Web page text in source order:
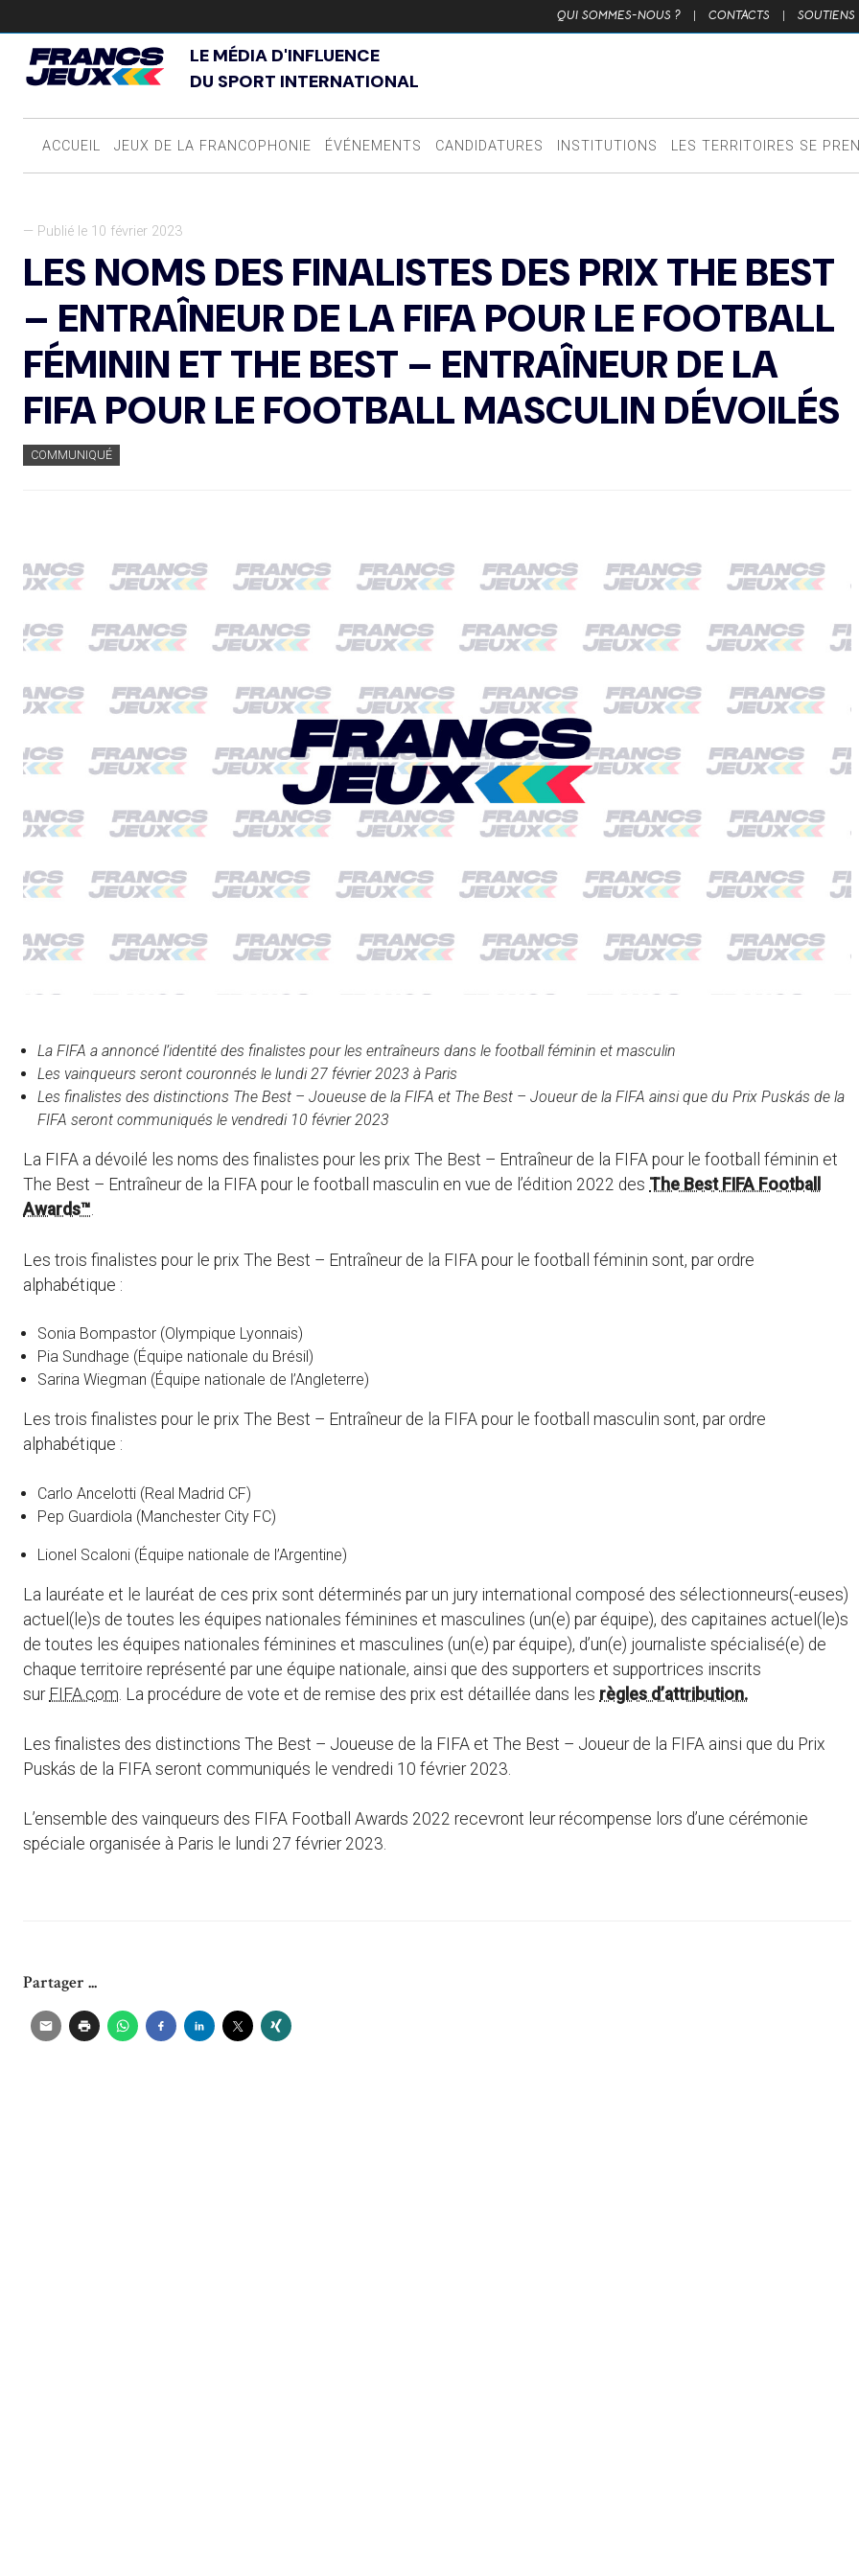
QUI SOMMES-NOUS ? | CONTACTS | SOUTIENS
LE MÉDIA D'INFLUENCE
DU SPORT INTERNATIONAL
ACCUEIL JEUX DE LA FRANCOPHONIE ÉVÉNEMENTS CANDIDATURES INSTITUTIONS LES TERRITOIRES SE
— Publié le 10 février 2023
LES NOMS DES FINALISTES DES PRIX THE BEST
– ENTRAÎNEUR DE LA FIFA POUR LE FOOTBALL
FÉMININ ET THE BEST – ENTRAÎNEUR DE LA
FIFA POUR LE FOOTBALL MASCULIN DÉVOILÉS
COMMUNIQUÉ
La FIFA a annoncé l’identité des finalistes pour les entraîneurs dans le football féminin et masculin
Les vainqueurs seront couronnés le lundi 27 février 2023 à Paris
Les finalistes des distinctions The Best – Joueuse de la FIFA et The Best – Joueur de la FIFA ainsi que du Prix Puskás de la
FIFA seront communiqués le vendredi 10 février 2023
La FIFA a dévoilé les noms des finalistes pour les prix The Best – Entraîneur de la FIFA pour le football féminin et
The Best – Entraîneur de la FIFA pour le football masculin en vue de l’édition 2022 des The Best FIFA Football
Awards™.
Les trois finalistes pour le prix The Best – Entraîneur de la FIFA pour le football féminin sont, par ordre
alphabétique :
Sonia Bompastor (Olympique Lyonnais)
Pia Sundhage (Équipe nationale du Brésil)
Sarina Wiegman (Équipe nationale de l’Angleterre)
Les trois finalistes pour le prix The Best – Entraîneur de la FIFA pour le football masculin sont, par ordre
alphabétique :
Carlo Ancelotti (Real Madrid CF)
Pep Guardiola (Manchester City FC)
Lionel Scaloni (Équipe nationale de l’Argentine)
La lauréate et le lauréat de ces prix sont déterminés par un jury international composé des sélectionneurs(-euses)
actuel(le)s de toutes les équipes nationales féminines et masculines (un(e) par équipe), des capitaines actuel(le)s
de toutes les équipes nationales féminines et masculines (un(e) par équipe), d’un(e) journaliste spécialisé(e) de
chaque territoire représenté par une équipe nationale, ainsi que des supporters et supportrices inscrits
sur FIFA.com . La procédure de vote et de remise des prix est détaillée dans les règles d’attribution.
Les finalistes des distinctions The Best – Joueuse de la FIFA et The Best – Joueur de la FIFA ainsi que du Prix
Puskás de la FIFA seront communiqués le vendredi 10 février 2023.
L’ensemble des vainqueurs des FIFA Football Awards 2022 recevront leur récompense lors d’une cérémonie
spéciale organisée à Paris le lundi 27 février 2023.
Partager ...